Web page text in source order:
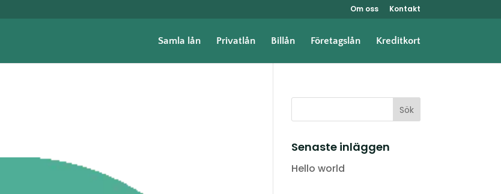
Om oss Kontakt
Samla lån Privatlån Billån Företagslån Kreditkort
Senaste inläggen
Hello world